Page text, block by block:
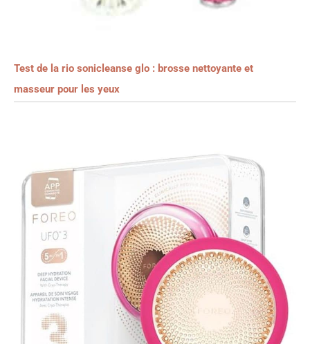
Test de la rio sonicleanse glo : brosse nettoyante et
masseur pour les yeux